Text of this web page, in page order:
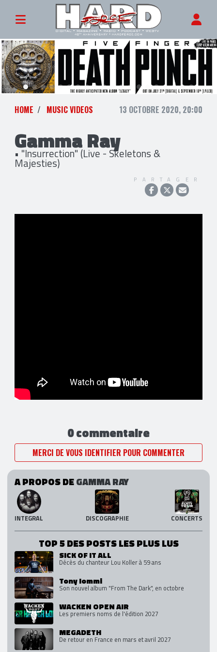
HOME MUSIC VIDEOS 13 OCTOBRE 2020, 20:00
Gamma Ray
• "Insurrection" (Live - Skeletons &
Majesties)
PARTAGER
0 commentaire
MERCI DE VOUS IDENTIFIER POUR COMMENTER
A PROPOS DEGAMMA RAY
INTEGRAL DISCOGRAPHIE CONCERTS
TOP 5 DES POSTS LES PLUS LUS
SICK OF IT ALL
Décès du chanteur Lou Koller à 59 ans
Tony Iommi
Son nouvel album "From The Dark", en octobre
WACKEN OPEN AIR
Les premiers noms de l'édition 2027
MEGADETH
De retour en France en mars et avril 2027